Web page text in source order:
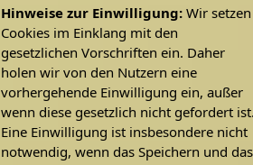
Hinweise zur Einwilligung: Wir setzen
Cookies im Einklang mit den
gesetzlichen Vorschriften ein. Daher
holen wir von den Nutzern eine
vorhergehende Einwilligung ein, außer
wenn diese gesetzlich nicht gefordert
Eine Einwilligung ist insbesondere nicht
notwendig, wenn das Speichern und das